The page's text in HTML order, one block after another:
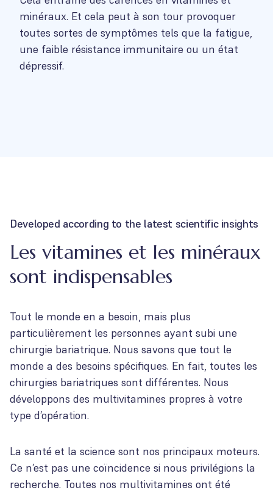
minéraux. Et cela peut à son tour provoquer
toutes sortes de symptômes tels que la fatigue,
une faible résistance immunitaire ou un état
dépressif.
Developed according to the latest scientific insights
Les vitamines et les minéraux
sont indispensables
Tout le monde en a besoin, mais plus
particulièrement les personnes ayant subi une
chirurgie bariatrique. Nous savons que tout le
monde a des besoins spécifiques. En fait, toutes les
chirurgies bariatriques sont différentes. Nous
développons des multivitamines propres à votre
type d’opération.
La santé et la science sont nos principaux moteurs.
Ce n’est pas une coïncidence si nous privilégions la
recherche. Toutes nos multivitamines ont été